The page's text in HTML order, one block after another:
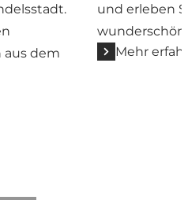
dem
und erleben
Mehr